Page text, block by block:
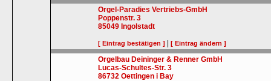
Orgel-Paradies Vertriebs-GmbH
Poppenstr. 3
85049 Ingolstadt
[ Eintrag bestätigen ] |[ Eintrag ändern ]
Orgelbau Deininger & Renner GmbH
Lucas-Schultes-Str. 3
86732 Oettingen i Bay